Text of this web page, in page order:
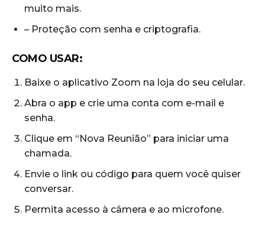
muito mais.
– Proteção com senha e criptografia.
COMO USAR:
Baixe o aplicativo Zoom na loja do seu celular.
Abra o app e crie uma conta com e-mail e
senha.
Clique em “Nova Reunião” para iniciar uma
chamada.
Envie o link ou código para quem você quiser
conversar.
Permita acesso à câmera e ao microfone.